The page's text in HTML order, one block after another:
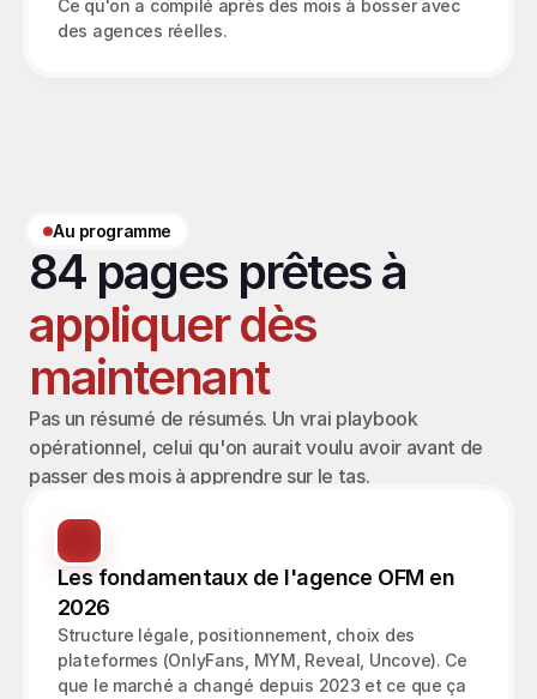
Ce qu'on a compilé après des mois à bosser avec
des agences réelles.
Au programme
84 pages prêtes à
appliquer dès
maintenant
Pas un résumé de résumés. Un vrai playbook
opérationnel, celui qu'on aurait voulu avoir avant de
passer des mois à apprendre sur le tas.
Les fondamentaux de l'agence OFM en
2026
Structure légale, positionnement, choix des
plateformes (OnlyFans, MYM, Reveal, Uncove). Ce
que le marché a changé depuis 2023 et ce que ça